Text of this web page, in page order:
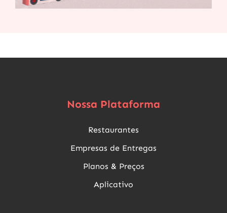
Nossa Plataforma
Restaurantes
Empresas de Entregas
Planos & Preços
Aplicativo